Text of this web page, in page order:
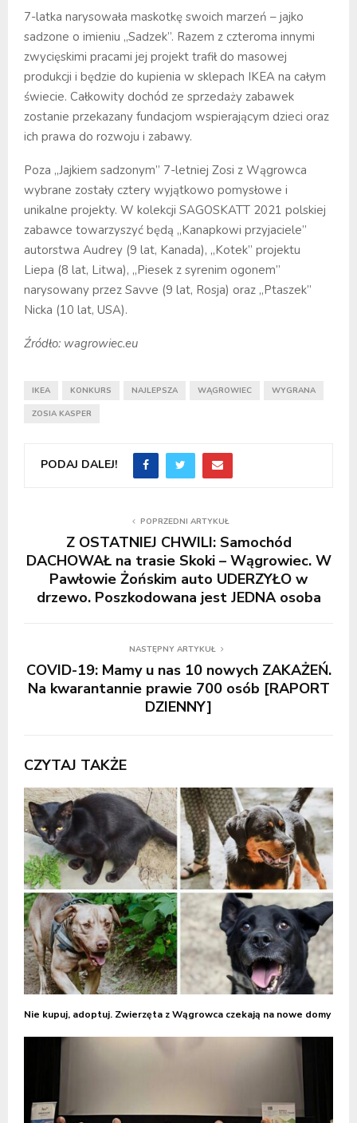
7-latka narysowała maskotkę swoich marzeń – jajko
sadzone o imieniu „Sadzek”. Razem z czteroma innymi
zwycięskimi pracami jej projekt trafił do masowej
produkcji i będzie do kupienia w sklepach IKEA na całym
świecie. Całkowity dochód ze sprzedaży zabawek
zostanie przekazany fundacjom wspierającym dzieci oraz
ich prawa do rozwoju i zabawy.
Poza „Jajkiem sadzonym” 7-letniej Zosi z Wągrowca
wybrane zostały cztery wyjątkowo pomysłowe i
unikalne projekty. W kolekcji SAGOSKATT 2021 polskiej
zabawce towarzyszyć będą „Kanapkowi przyjaciele”
autorstwa Audrey (9 lat, Kanada), „Kotek” projektu
Liepa (8 lat, Litwa), „Piesek z syrenim ogonem”
narysowany przez Savve (9 lat, Rosja) oraz „Ptaszek”
Nicka (10 lat, USA).
Źródło: wagrowiec.eu
IKEA KONKURS NAJLEPSZA WĄGROWIEC WYGRANA
ZOSIA KASPER
PODAJ DALEJ!
POPRZEDNI ARTYKUŁ
Z OSTATNIEJ CHWILI: Samochód
DACHOWAŁ na trasie Skoki – Wągrowiec. W
Pawłowie Żońskim auto UDERZYŁO w
drzewo. Poszkodowana jest JEDNA osoba
NASTĘPNY ARTYKUŁ
COVID-19: Mamy u nas 10 nowych ZAKAŻEŃ.
Na kwarantannie prawie 700 osób [RAPORT
DZIENNY]
CZYTAJ TAKŻE
Nie kupuj, adoptuj. Zwierzęta z Wągrowca czekają na nowe domy